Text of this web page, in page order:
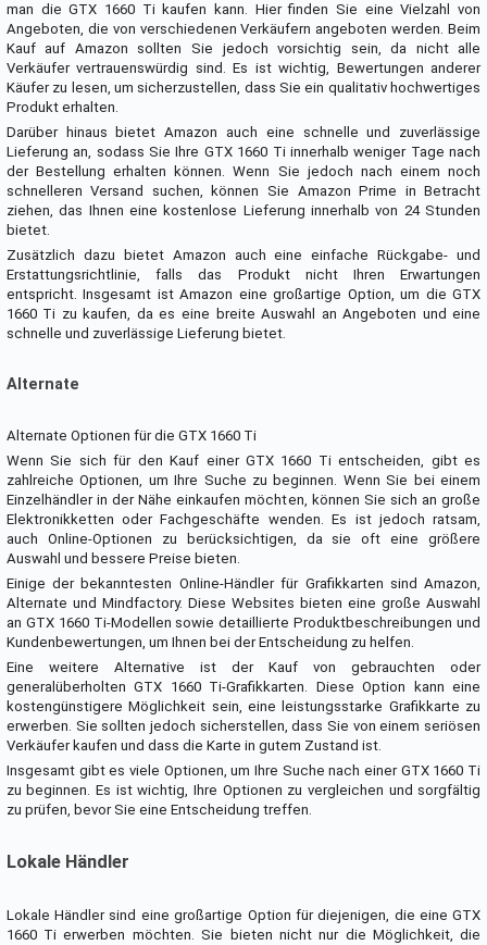
man die GTX 1660 Ti kaufen kann. Hier finden Sie eine Vielzahl von
Angeboten, die von verschiedenen Verkäufern angeboten werden. Beim
Kauf auf Amazon sollten Sie jedoch vorsichtig sein, da nicht alle
Verkäufer vertrauenswürdig sind. Es ist wichtig, Bewertungen anderer
Käufer zu lesen, um sicherzustellen, dass Sie ein qualitativ hochwertiges
Produkt erhalten.
Darüber hinaus bietet Amazon auch eine schnelle und zuverlässige
Lieferung an, sodass Sie Ihre GTX 1660 Ti innerhalb weniger Tage nach
der Bestellung erhalten können. Wenn Sie jedoch nach einem noch
schnelleren Versand suchen, können Sie Amazon Prime in Betracht
ziehen, das Ihnen eine kostenlose Lieferung innerhalb von 24 Stunden
bietet.
Zusätzlich dazu bietet Amazon auch eine einfache Rückgabe- und
Erstattungsrichtlinie, falls das Produkt nicht Ihren Erwartungen
entspricht. Insgesamt ist Amazon eine großartige Option, um die GTX
1660 Ti zu kaufen, da es eine breite Auswahl an Angeboten und eine
schnelle und zuverlässige Lieferung bietet.
Alternate
Alternate Optionen für die GTX 1660 Ti
Wenn Sie sich für den Kauf einer GTX 1660 Ti entscheiden, gibt es
zahlreiche Optionen, um Ihre Suche zu beginnen. Wenn Sie bei einem
Einzelhändler in der Nähe einkaufen möchten, können Sie sich an große
Elektronikketten oder Fachgeschäfte wenden. Es ist jedoch ratsam,
auch Online-Optionen zu berücksichtigen, da sie oft eine größere
Auswahl und bessere Preise bieten.
Einige der bekanntesten Online-Händler für Grafikkarten sind Amazon,
Alternate und Mindfactory. Diese Websites bieten eine große Auswahl
an GTX 1660 Ti-Modellen sowie detaillierte Produktbeschreibungen und
Kundenbewertungen, um Ihnen bei der Entscheidung zu helfen.
Eine weitere Alternative ist der Kauf von gebrauchten oder
generalüberholten GTX 1660 Ti-Grafikkarten. Diese Option kann eine
kostengünstigere Möglichkeit sein, eine leistungsstarke Grafikkarte zu
erwerben. Sie sollten jedoch sicherstellen, dass Sie von einem seriösen
Verkäufer kaufen und dass die Karte in gutem Zustand ist.
Insgesamt gibt es viele Optionen, um Ihre Suche nach einer GTX 1660 Ti
zu beginnen. Es ist wichtig, Ihre Optionen zu vergleichen und sorgfältig
zu prüfen, bevor Sie eine Entscheidung treffen.
Lokale Händler
Lokale Händler sind eine großartige Option für diejenigen, die eine GTX
1660 Ti erwerben möchten. Sie bieten nicht nur die Möglichkeit, die